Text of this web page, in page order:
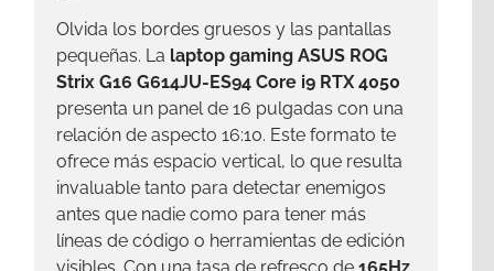
Olvida los bordes gruesos y las pantallas
pequeñas. La laptop gaming ASUS ROG
Strix G16 G614JU-ES94 Core i9 RTX 4050
presenta un panel de 16 pulgadas con una
relación de aspecto 16:10. Este formato te
ofrece más espacio vertical, lo que resulta
invaluable tanto para detectar enemigos
antes que nadie como para tener más
líneas de código o herramientas de edición